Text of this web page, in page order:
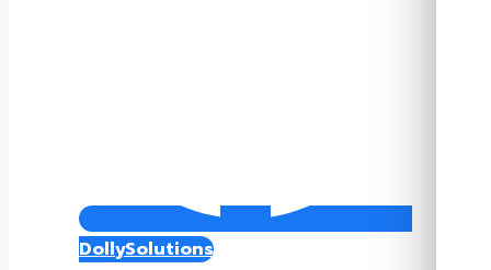
DollySolutions